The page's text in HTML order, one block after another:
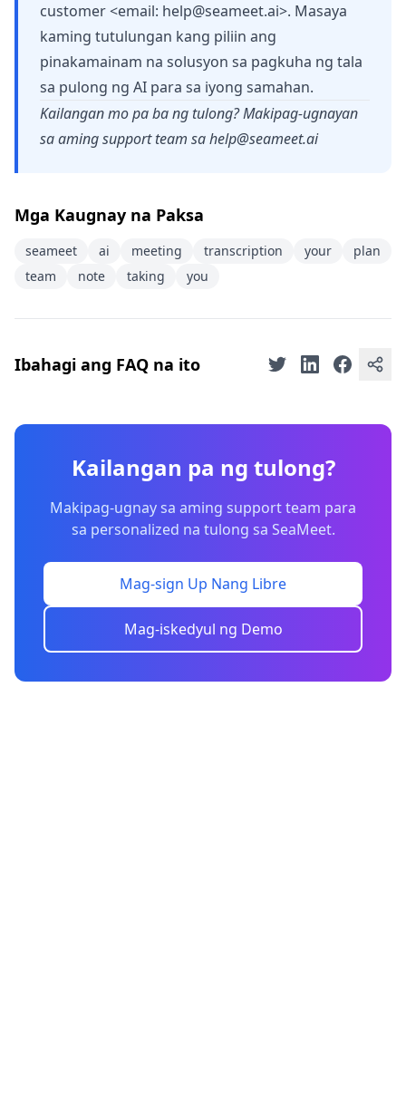
customer <email: help@seameet.ai>. Masaya
kaming tutulungan kang piliin ang
pinakamainam na solusyon sa pagkuha ng tala
sa pulong ng AI para sa iyong samahan.
Kailangan mo pa ba ng tulong? Makipag-ugnayan
sa aming support team sahelp@seameet.ai
Mga Kaugnay na Paksa
seameet ai meeting transcription your
plan
team
note taking you
Ibahagi ang FAQ na ito
Kailangan pa ng tulong?
Makipag-ugnay sa aming support team para
sa personalized na tulong sa SeaMeet.
Mag-sign Up Nang Libre
Mag-iskedyul ng Demo